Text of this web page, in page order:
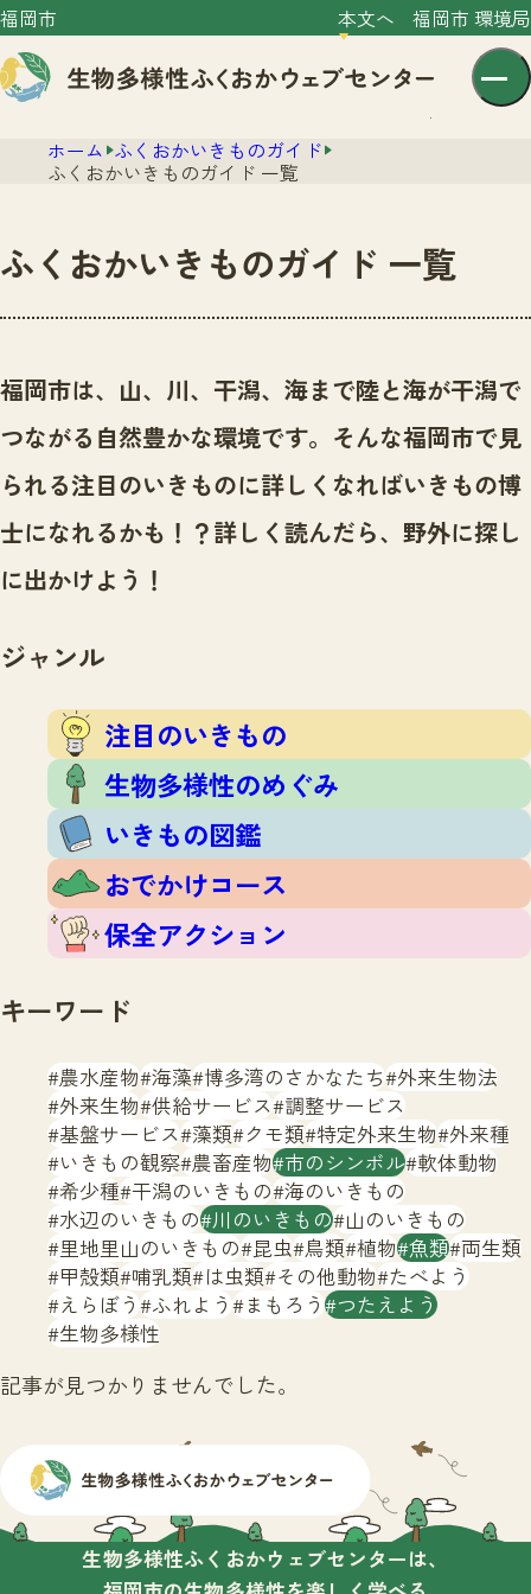
福岡市 本文へ 福岡市 環境局
センター紹介
センター紹介TOP
サイトポリシー
プライバシーポリシー
ニュースTOP
市の取組み
いきものガイド
いきものガイドTOP
注目のいきもの
生物多様性のめぐみ
保全アクション
イベント
いきもの調査隊
調査レポート
調査結果
ふくおかいきものマップ
マッチング
マッチングTOP
掲載申し込みフォーム
お問合せ
サイトマップ
ホーム ふくおかいきものガイド
ふくおかいきものガイド 一覧
ふくおかいきものガイド 一覧
福岡市は、山、川、干潟、海まで陸と海が干潟で
つながる自然豊かな環境です。 そんな福岡市で見
られる注目のいきものに詳しくなればいきもの博
士になれるかも！？詳しく読んだら、野外に探し
に出かけよう！
ジャンル
注目のいきもの
生物多様性のめぐみ
いきもの図鑑
おでかけコース
保全アクション
キーワード
農水産物 海藻 博多湾のさかなたち 外来生物法
外来生物 供給サービス 調整サービス
基盤サービス 藻類 クモ類 特定外来生物 外来種
いきもの観察 農畜産物 市のシンボル 軟体動物
希少種 干潟のいきもの 海のいきもの
水辺のいきもの 川のいきもの 山のいきもの
里地里山のいきもの 昆虫 鳥類 植物 魚類 両生類
甲殻類 哺乳類 は虫類 その他動物 たべよう
えらぼう ふれよう まもろう つたえよう
生物多様性
記事が見つかりませんでした。
生物多様性ふくおかウェブセンターは、